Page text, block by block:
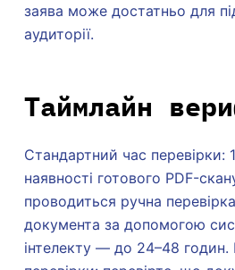
заява може достатньо для
аудиторії.
Таймлайн
Стандартний час перевірки:
наявності готового PDF-
проводиться ручна
документа за допомогою
інтелекту — до 24–48 годин.